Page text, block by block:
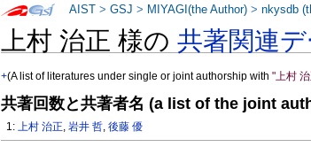
上村 治正 様の共著関連
+(A list of literatures under single or joint authorship with"上村
共著回数と共著者名 (a list of the joint
1:上村 治正,岩井 哲,後藤 優
AIST >GSJ > MIYAGI(the Author) >nkysdb